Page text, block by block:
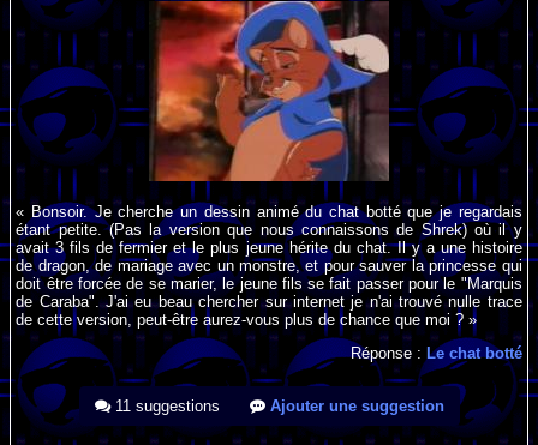
« Bonsoir. Je cherche un dessin animé du chat botté que je regardais
étant petite. (Pas la version que nous connaissons de Shrek) où il y
avait 3 fils de fermier et le plus jeune hérite du chat. Il y a une histoire
de dragon, de mariage avec un monstre, et pour sauver la princesse qui
doit être forcée de se marier, le jeune fils se fait passer pour le "Marquis
de Caraba". J'ai eu beau chercher sur internet je n'ai trouvé nulle trace
de cette version, peut-être aurez-vous plus de chance que moi ? »
Réponse : Le chat botté
11 suggestions Ajouter une suggestion